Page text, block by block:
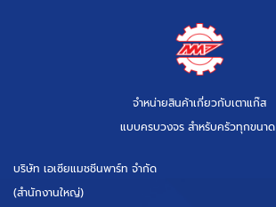
จำหน่ายสินค้าเกี่ยวกับเตาแก๊ส
แบบครบวงจร สำหรับครัวทุกขนาด
บริษัท เอเซียแมชชีนพาร์ท จำกัด
(สำนักงานใหญ่)